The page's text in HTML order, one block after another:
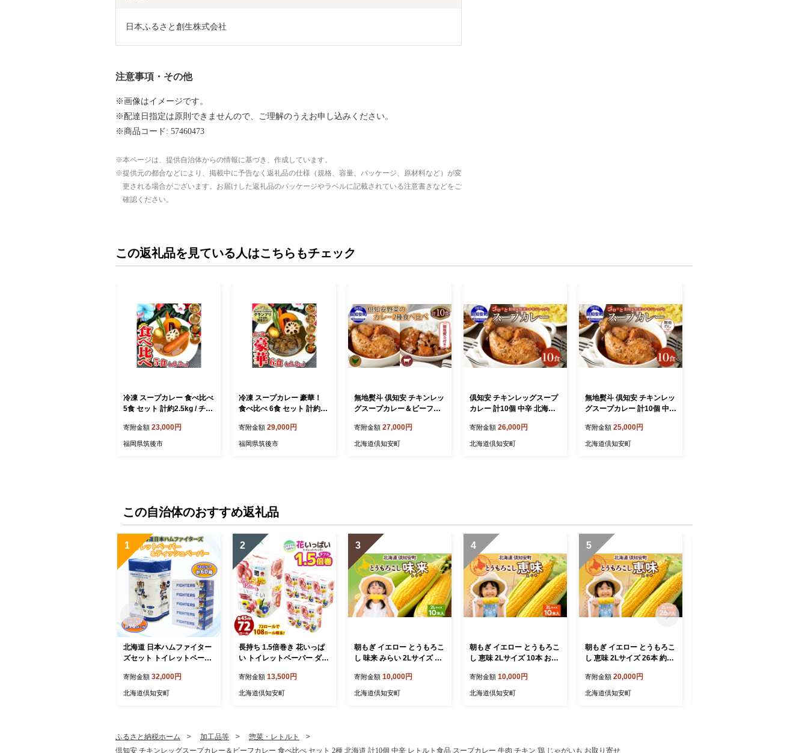
日本ふるさと創生株式会社
注意事項・その他
※画像はイメージです。
※配達日指定は原則できませんので、ご理解のうえお申し込みください。
※商品コード: 57460473
本ページは、提供自治体からの情報に基づき、作成しています。
提供元の都合などにより、掲載中に予告なく返礼品の仕様（規格、容量、パッケージ、原材料など）が変
更される場合がございます。お届けした返礼品のパッケージやラベルに記載されている注意書きなどをご
確認ください。
この返礼品を見ている人はこちらもチェック
冷凍 スープカレー 食べ比べ
5食 セット 計約2.5kg / チキ
ベジタブル カレー レトルト
カレー レトルト食品 詰め合
寄附金額 23,000円
福岡県筑後市
冷凍 スープカレー 豪華！
食べ比べ 6食 セット 計約3.
ーマ ウインナー 薬膳 カレ
ー レトルトカレー レトルト
寄附金額 29,000円
福岡県筑後市
無地熨斗 倶知安 チキンレッ
グスープカレー＆ビーフカ
北海道 中辛 レトルト 食品
スープカレー 牛肉 チキン
寄附金額 27,000円
北海道倶知安町
倶知安 チキンレッグスープ
カレー 計10個 中辛 北海道
スープカレー 野菜 じゃがい
も 鶏 チキン お取り寄せ グ
寄附金額 26,000円
北海道倶知安町
無地熨斗 倶知安 チキンレッ
グスープカレー 計10個 中辛
カレー スープカレー 野菜
じゃがいも 鶏 レトルト カ
寄附金額 25,000円
北海道倶知安町
この自治体のおすすめ返礼品
1
北海道 日本ハムファイター
ズセット トイレットペーパ
ィッシュペーパー 200組 60
箱 まとめ買い 日本製 リサ
町
寄附金額 32,000円
北海道倶知安町
2
長持ち 1.5倍巻き 花いっぱ
い トイレットペーパー ダブ
花柄 プリント ハーブ 香り
付き 日本製 まとめ買い 防
寄附金額 13,500円
北海道倶知安町
3
朝もぎ イエロー とうもろこ
し 味来 みらい 2Lサイズ 10
うきび 旬 新鮮 野菜 トウモ
ロコシ 甘い ギフト 産地直
寄附金額 10,000円
北海道倶知安町
4
朝もぎ イエロー とうもろこ
し 恵味 2Lサイズ 10本 お試
旬 新鮮 野菜 トウモロコシ
甘い ギフト 産地直送 コー
寄附金額 10,000円
北海道倶知安町
5
朝もぎ イエロー とうもろこ
し 恵味 2Lサイズ 26本 約10
旬 新鮮 野菜 トウモロコシ
甘い ギフト 産地直送 コー
寄附金額 20,000円
北海道倶知安町
ふるさと納税ホーム 加工品等
惣菜・レトルト
倶知安 チキンレッグスープカレー＆ビーフカレー 食べ比べ セット 2種 北海道 計10個 中辛 レトルト食品 スープカレー 牛肉 チキン 鶏 じゃがいも お取り寄せ